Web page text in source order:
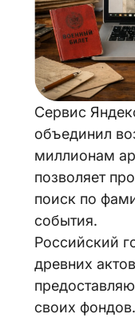
Сервис
объединил
миллионам
позволяет
поиск по
события.
Российский
древних
своих фондов.